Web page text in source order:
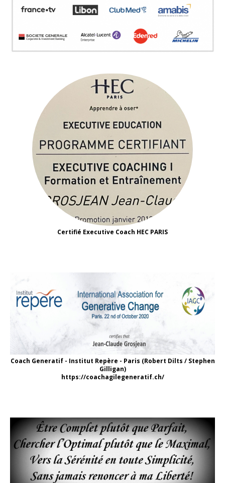
Certifié Executive Coach HEC PARIS
Coach Generatif - Institut Repère - Paris (Robert Dilts / Stephen
Gilligan)
https://coachagilegeneratif.ch/